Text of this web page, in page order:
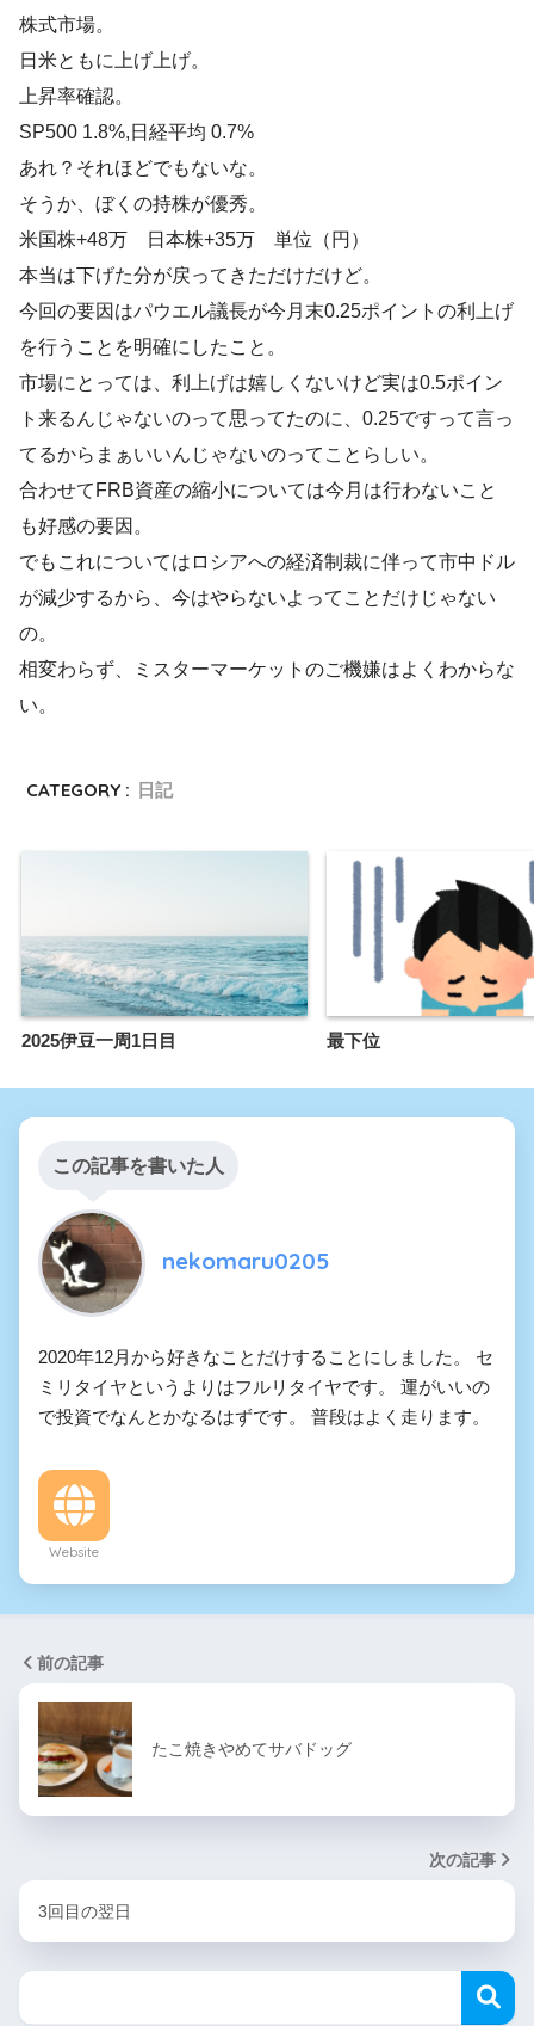
株式市場。
日米ともに上げ上げ。
上昇率確認。
SP500 1.8%,日経平均 0.7%
あれ？それほどでもないな。
そうか、ぼくの持株が優秀。
米国株+48万 日本株+35万 単位（円）
本当は下げた分が戻ってきただけだけど。
今回の要因はパウエル議長が今月末0.25ポイントの利上げ
を行うことを明確にしたこと。
市場にとっては、利上げは嬉しくないけど実は0.5ポイン
ト来るんじゃないのって思ってたのに、0.25ですって言っ
てるからまぁいいんじゃないのってことらしい。
合わせてFRB資産の縮小については今月は行わないこと
も好感の要因。
でもこれについてはロシアへの経済制裁に伴って市中ドル
が減少するから、今はやらないよってことだけじゃない
の。
相変わらず、ミスターマーケットのご機嫌はよくわからな
い。
CATEGORY : 日記
2025伊豆一周1日目 最下位
この記事を書いた人
nekomaru0205
2020年12月から好きなことだけすることにしました。 セ
ミリタイヤというよりはフルリタイヤです。 運がいいの
で投資でなんとかなるはずです。 普段はよく走ります。
Website
前の記事
たこ焼きやめてサバドッグ
次の記事
3回目の翌日